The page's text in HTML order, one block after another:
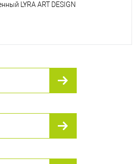
LYRA ART DESIGN
В наличии